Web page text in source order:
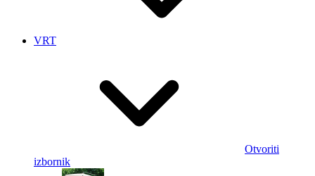
VRT
Otvoriti
izbornik